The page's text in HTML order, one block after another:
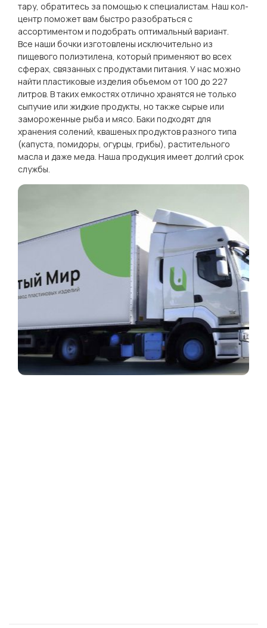
тару, обратитесь за помощью к специалистам. Наш кол-
центр поможет вам быстро разобраться с
ассортиментом и подобрать оптимальный вариант.
Все наши бочки изготовлены исключительно из
пищевого полиэтилена, который применяют во всех
сферах, связанных с продуктами питания. У нас можно
найти пластиковые изделия объемом от 100 до 227
литров. В таких емкостях отлично хранятся не только
сыпучие или жидкие продукты, но также сырые или
замороженные рыба и мясо. Баки подходят для
хранения солений, квашеных продуктов разного типа
(капуста, помидоры, огурцы, грибы), растительного
масла и даже меда. Наша продукция имеет долгий срок
службы.